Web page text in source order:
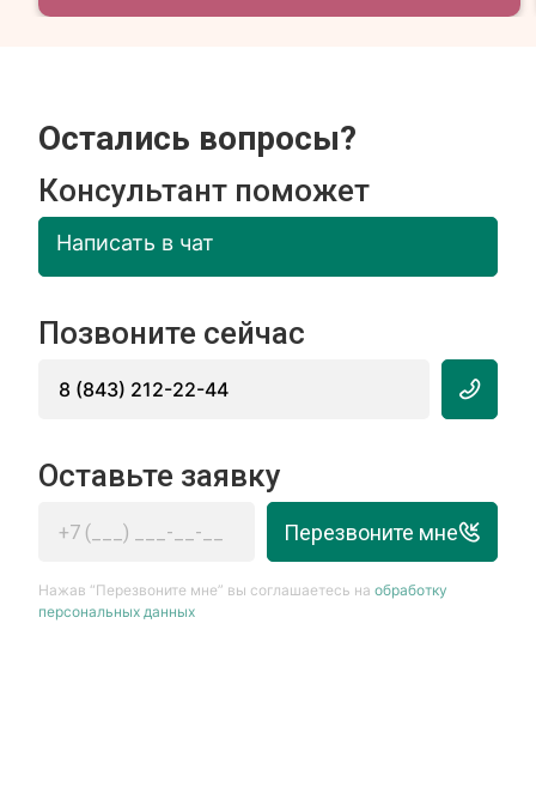
Остались вопросы?
Консультант поможет
Написать в чат
Позвоните сейчас
8 (843) 212-22-44
Оставьте заявку
Перезвоните мне
Нажав “Перезвоните мне” вы соглашаетесь наобработку
персональных данных